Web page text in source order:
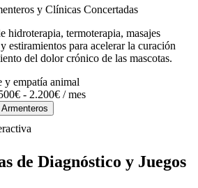
y Clínicas Concertadas
hidroterapia, termoterapia, masajes
estiramientos para acelerar la curación
del dolor crónico de las mascotas.
y empatía animal
- 2.200€ / mes
de Diagnóstico y Juegos